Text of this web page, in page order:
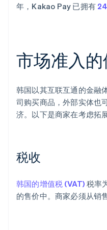
年，Kakao Pay 已拥有
市场准入
韩国以其互联互通的金融
司购买商品，外部实体也
济。以下是商家在考虑拓
税收
韩国的增值税 (VAT) 税率
的售价中。商家必须从销